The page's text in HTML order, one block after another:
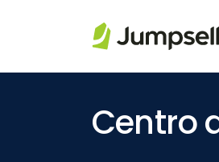
Saltar al contenido principal
Centro